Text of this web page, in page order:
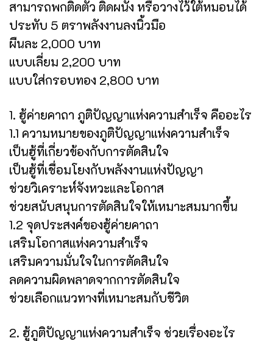
สามารถพกติดตัว ติดผนัง หรือวางไว้ใต้หมอนได้
ประทับ 5 ตราพลังงานลงนิ้วมือ
ผืนละ 2,000 บาท
แบบเลี่ยม 2,200 บาท
แบบใส่กรอบทอง 2,800 บาท
1. ฮู้ค่ายคาถา ภูติปัญญาแห่งความสำเร็จ คืออะไร
1.1 ความหมายของภูติปัญญาแห่งความสำเร็จ
เป็นฮู้ที่เกี่ยวข้องกับการตัดสินใจ
เป็นฮู้ที่เชื่อมโยงกับพลังงานแห่งปัญญา
ช่วยวิเคราะห์จังหวะและโอกาส
ช่วยสนับสนุนการตัดสินใจให้เหมาะสมมากขึ้น
1.2 จุดประสงค์ของฮู้ค่ายคาถา
เสริมโอกาสแห่งความสำเร็จ
เสริมความมั่นใจในการตัดสินใจ
ลดความผิดพลาดจากการตัดสินใจ
ช่วยเลือกแนวทางที่เหมาะสมกับชีวิต
2. ฮู้ภูติปัญญาแห่งความสำเร็จ ช่วยเรื่องอะไร